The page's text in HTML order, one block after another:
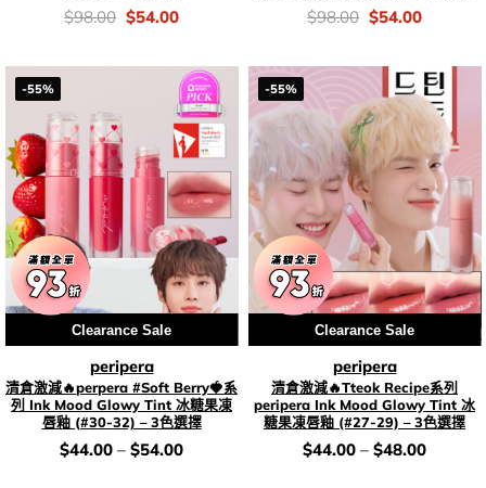
價
$98.00 Original
$98.00.
$54.00Current
$54.00.
價
$98.00 Original
$98.00.
$54.00Current
$54.00.
-55%
Clearance Sale
peripera
清倉激減🔥perpera #Soft Berry🍓系
列 Ink Mood Glowy Tint 冰糖果凍
唇釉 (#30-32) – 3色選擇
價
錢：
$44.00 – $54.00
-55%
Clearance Sale
peripera
清倉激減🔥Tteok Recipe系列
peripera Ink Mood Glowy Tint 冰
糖果凍唇釉 (#27-29) – 3色選擇
價
錢：
$44.00 – $48.00